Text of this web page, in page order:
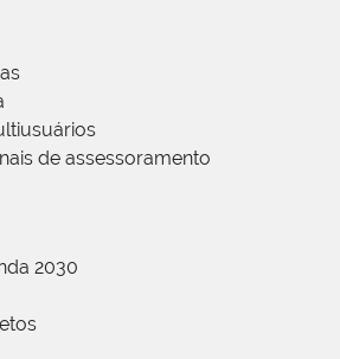
de assessoramento
2030